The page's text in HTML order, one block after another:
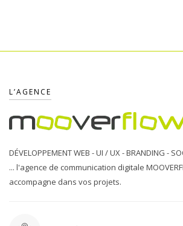
L’AGENCE
DÉVELOPPEMENT WEB - UI / UX - BRANDING -
... l'agence de communication digitale
accompagne dans vos projets.